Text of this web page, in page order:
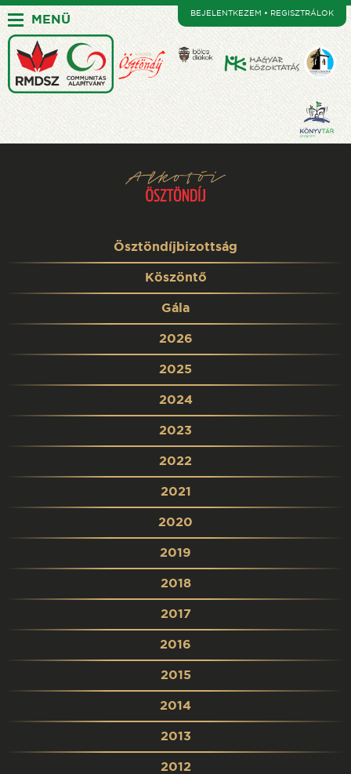
MENÜ BEJELENTKEZEM • REGISZTRÁLOK
Ösztöndíjbizottság
Köszöntő
Gála
2026
2025
2024
2023
2022
2021
2020
2019
2018
2017
2016
2015
2014
2013
2012